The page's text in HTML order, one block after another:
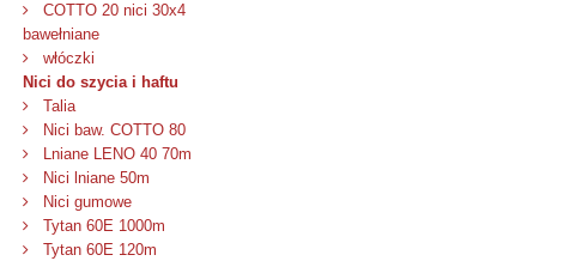
COTTO 20 nici 30x4
bawełniane
włóczki
Nici do szycia i haftu
Talia
Nici baw. COTTO 80
Lniane LENO 40 70m
Nici lniane 50m
Nici gumowe
Tytan 60E 1000m
Tytan 60E 120m